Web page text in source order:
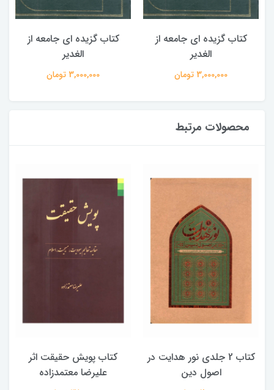
کتاب گزیده ای جامعه از
الغدیر
3,000,000 تومان
کتاب گزیده ای جامعه از
الغدیر
3,000,000 تومان
محصولات مرتبط
کتاب 2 جلدی نور هدایت در
اصول دین
کتاب پویش حقیقت اثر
علیرضا معتمدزاده